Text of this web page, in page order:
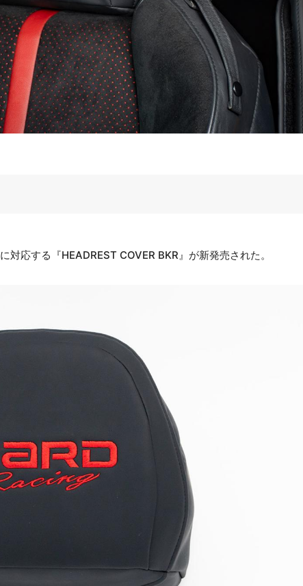
応する『HEADREST COVER BKR』が新発売された。